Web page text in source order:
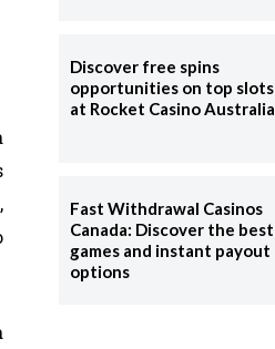
Discover free spins
opportunities on top slots
at Rocket Casino Australia
Fast Withdrawal Casinos
Canada: Discover the best
games and instant payout
options